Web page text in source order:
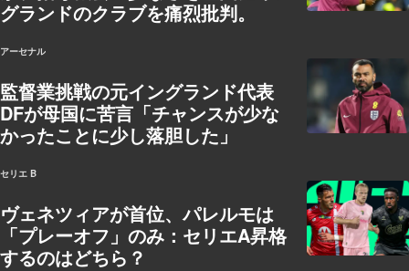
グランドのクラブを痛烈批判。
アーセナル
監督業挑戦の元イングランド代表
DFが母国に苦言「チャンスが少な
かったことに少し落胆した」
セリエ B
ヴェネツィアが首位、パレルモは
「プレーオフ」のみ：セリエA昇格
するのはどちら？